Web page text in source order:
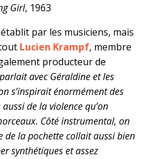
Girl, 1963
par les musiciens, mais
Lucien Krampf, membre
producteur de
avec Géraldine et les
s’inspirait énormément des
de la violence qu’on
Côté instrumental, on
de la pochette collait aussi bien
synthétiques et assez